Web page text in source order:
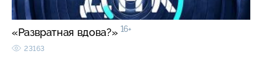
«Развратная вдова?» 16+
23163